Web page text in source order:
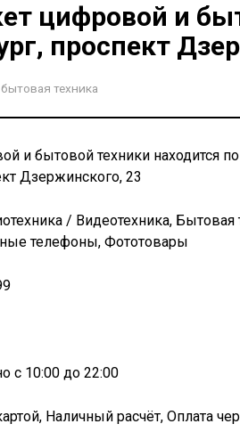
цифровой и
проспект
техника
и бытовой техники находится
Дзержинского, 23
/ Видеотехника,
телефоны, Фототовары
с 10:00 до 22:00
Наличный расчёт, Оплата